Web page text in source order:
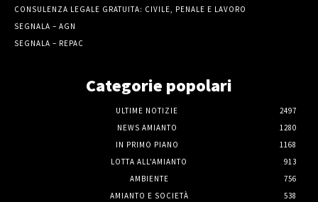
CONSULENZA LEGALE GRATUITA: CIVILE, PENALE E LAVORO
SEGNALA – AGN
SEGNALA – REPAC
Categorie popolari
ULTIME NOTIZIE
2497
NEWS AMIANTO
1280
IN PRIMO PIANO
1168
LOTTA ALL'AMIANTO
913
AMBIENTE
756
AMIANTO E SOCIETÀ
538